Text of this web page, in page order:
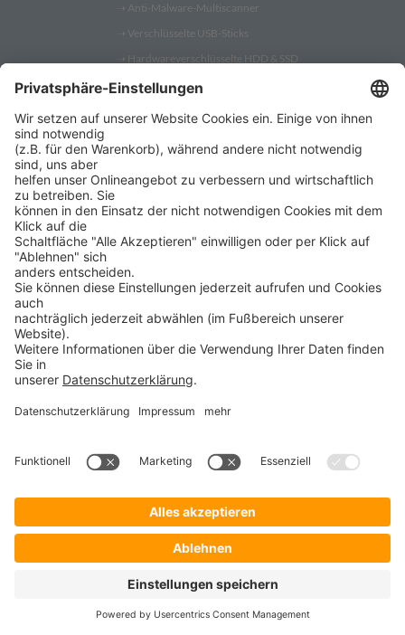
➝ Anti-Malware-Multiscanner
➝ Verschlüsselte USB-Sticks
➝ Hardwareverschlüsselte HDD & SSD
➝PC Fernwartung
Shop➝Security Token
➝ YubiKey
➝ Gatekeeper
➝YubiKey 5
➝
➝ SafeToGo USB 3.1 Stick
➝Verschlüsselte USB-Sticks
➝Verschlüsselte Festplatten
➝ Digittrade RS256 RFID
Remote IT-Service Software
ProSoft➝ProSoft
➝Veranstaltungen
Support
➝KnowledgeBase
Datenschutzerklärung
ProBlog ist ein Angebot der
82538 Geretsried
Share This